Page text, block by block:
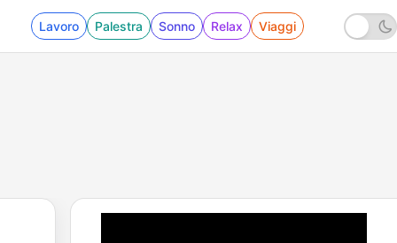
Lavoro Palestra Sonno Relax Viaggi